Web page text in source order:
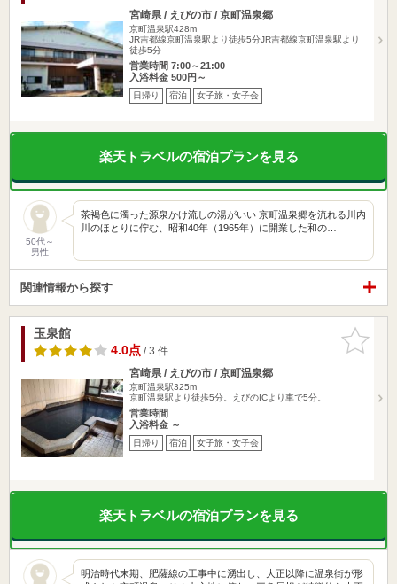
宮崎県 / えびの市 / 京町温泉郷
京町温泉駅428m
JR吉都線京町温泉駅より徒歩5分JR吉都線京町温泉駅より
徒歩5分
営業時間 7:00～21:00
入浴料金 500円～
日帰り 宿泊 女子旅・女子会
楽天トラベルの宿泊プランを見る
50代～
男性
茶褐色に濁った源泉かけ流しの湯がいい 京町温泉郷を流れる川内
川のほとりに佇む、昭和40年（1965年）に開業した和の…
関連情報から探す
お気に入
りに追加
玉泉館
4.0点/ 3 件
宮崎県 / えびの市 / 京町温泉郷
京町温泉駅325m
京町温泉駅より徒歩5分。えびのICより車で5分。
営業時間
入浴料金 ～
日帰り 宿泊 女子旅・女子会
楽天トラベルの宿泊プランを見る
明治時代末期、肥薩線の工事中に湧出し、大正以降に温泉街が形